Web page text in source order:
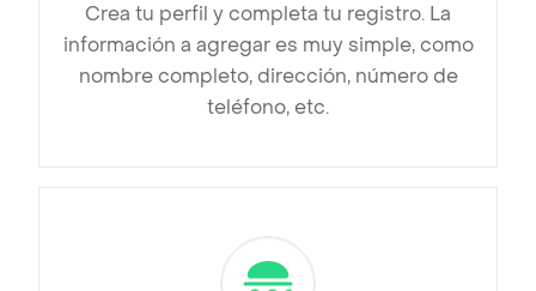
Crea tu perfil y completa tu registro. La
información a agregar es muy simple, como
nombre completo, dirección, número de
teléfono, etc.